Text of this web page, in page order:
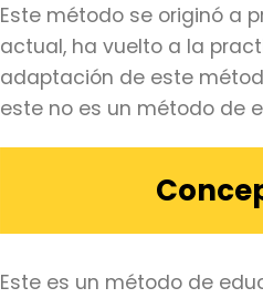
Este método se originó a
actual, ha vuelto a la
adaptación de este
este no es un método de
Este es un método de